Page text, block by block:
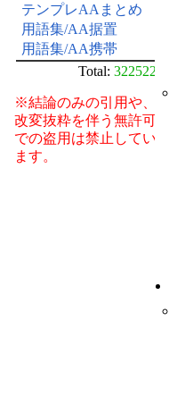
テンプレAAまとめ
用語集/AA据置
用語集/AA携帯
Total: 322522
※結論のみの引用や、
改変抜粋を伴う無許可
での盗用は禁止してい
ます。